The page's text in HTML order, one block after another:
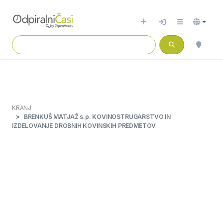
KRANJ
BRENKUŠ MATJAŽ s.p. KOVINOSTRUGARSTVO IN
IZDELOVANJE DROBNIH KOVINSKIH PREDMETOV